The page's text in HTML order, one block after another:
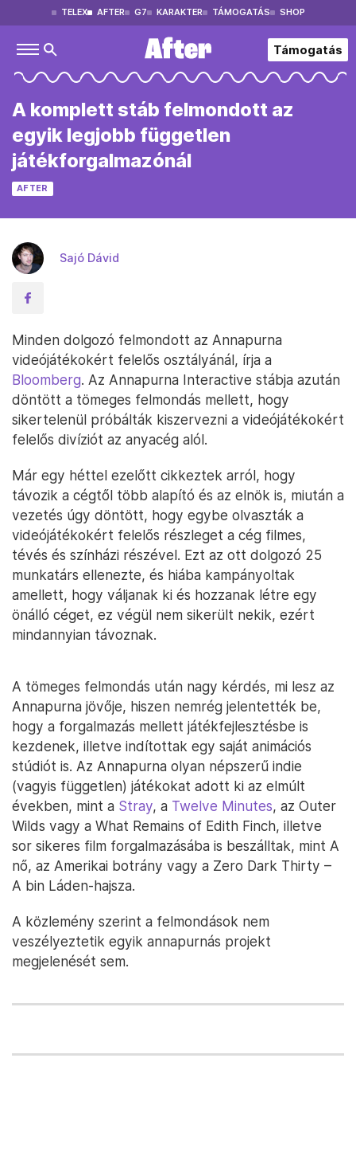
TELEX AFTER G7 KARAKTER TÁMOGATÁS SHOP
Támogatás
A komplett stáb felmondott az
egyik legjobb független
játékforgalmazónál
AFTER
Sajó Dávid
Minden dolgozó felmondott az Annapurna
videójátékokért felelős osztályánál, írja a
Bloomberg. Az Annapurna Interactive stábja azután
döntött a tömeges felmondás mellett, hogy
sikertelenül próbálták kiszervezni a videójátékokért
felelős divíziót az anyacég alól.
Már egy héttel ezelőtt cikkeztek arról, hogy
távozik a cégtől több alapító és az elnök is, miután a
vezetés úgy döntött, hogy egybe olvaszták a
videójátékokért felelős részleget a cég filmes,
tévés és színházi részével. Ezt az ott dolgozó 25
munkatárs ellenezte, és hiába kampányoltak
amellett, hogy váljanak ki és hozzanak létre egy
önálló céget, ez végül nem sikerült nekik, ezért
mindannyian távoznak.
A tömeges felmondás után nagy kérdés, mi lesz az
Annapurna jövője, hiszen nemrég jelentették be,
hogy a forgalmazás mellett játékfejlesztésbe is
kezdenek, illetve indítottak egy saját animációs
stúdiót is. Az Annapurna olyan népszerű indie
(vagyis független) játékokat adott ki az elmúlt
években, mint a Stray, a Twelve Minutes, az Outer
Wilds vagy a What Remains of Edith Finch, illetve
sor sikeres film forgalmazásába is beszálltak, mint A
nő, az Amerikai botrány vagy a Zero Dark Thirty –
A bin Láden-hajsza.
A közlemény szerint a felmondások nem
veszélyeztetik egyik annapurnás projekt
megjelenését sem.